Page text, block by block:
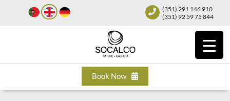
(351) 291 146 910
(351) 92 59 75 844
Book Now